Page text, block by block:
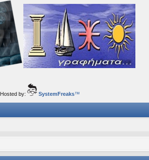
Hosted by: SystemFreaks™